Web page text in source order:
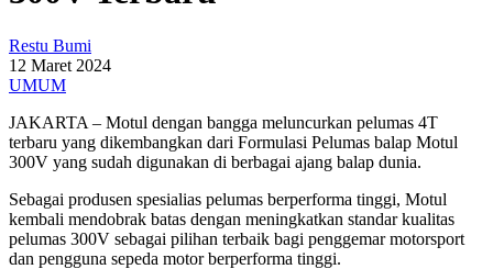
Restu Bumi
12 Maret 2024
UMUM
JAKARTA – Motul dengan bangga meluncurkan pelumas 4T
terbaru yang dikembangkan dari Formulasi Pelumas balap Motul
300V yang sudah digunakan di berbagai ajang balap dunia.
Sebagai produsen spesialias pelumas berperforma tinggi, Motul
kembali mendobrak batas dengan meningkatkan standar kualitas
pelumas 300V sebagai pilihan terbaik bagi penggemar motorsport
dan pengguna sepeda motor berperforma tinggi.